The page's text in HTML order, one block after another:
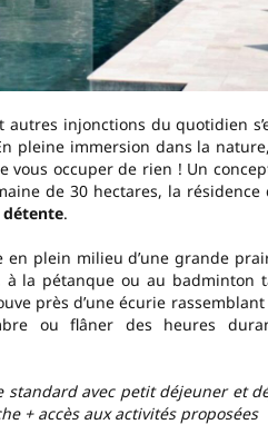
injonctions du quotidien
pleine immersion dans la
vous occuper de rien ! Un
de 30 hectares, la
détente.
plein milieu d’une grande
la pétanque ou au badminton
près d’une écurie
ou flâner des heures
avec petit déjeuner et
+ accès aux activités proposées